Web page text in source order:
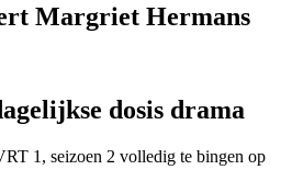
Margriet Hermans
dosis drama
1, seizoen 2 volledig te bingen op